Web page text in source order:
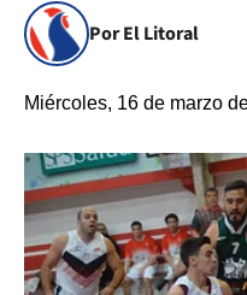
Por El Litoral
Miércoles, 16 de marzo